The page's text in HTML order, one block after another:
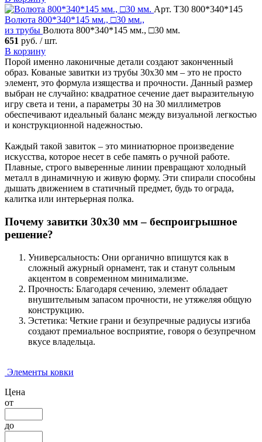
Арт. Т30 800*340*145
Волюта 800*340*145 мм., □30 мм.,
из трубы Волюта 800*340*145 мм., □30 мм.
651 руб. / шт.
В корзину
Порой именно лаконичные детали создают законченный
образ. Кованые завитки из трубы 30x30 мм – это не просто
элемент, это формула изящества и прочности. Данный размер
выбран не случайно: квадратное сечение дает выразительную
игру света и тени, а параметры 30 на 30 миллиметров
обеспечивают идеальный баланс между визуальной легкостью
и конструкционной надежностью.
Каждый такой завиток – это миниатюрное произведение
искусства, которое несет в себе память о ручной работе.
Плавные, строго выверенные линии превращают холодный
металл в динамичную и живую форму. Эти спирали способны
дышать движением в статичный предмет, будь то ограда,
калитка или интерьерная полка.
Почему завитки 30x30 мм – беспроигрышное
решение?
Универсальность: Они органично впишутся как в
сложный ажурный орнамент, так и станут сольным
акцентом в современном минимализме.
Прочность: Благодаря сечению, элемент обладает
внушительным запасом прочности, не утяжеляя общую
конструкцию.
Эстетика: Четкие грани и безупречные радиусы изгиба
создают премиальное восприятие, говоря о безупречном
вкусе владельца.
Элементы ковки
Цена
от
до